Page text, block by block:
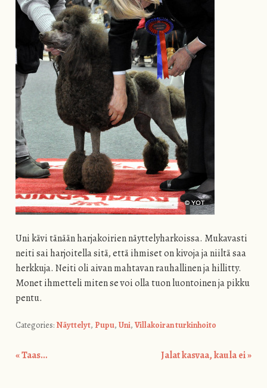
Uni kävi tänään harjakoirien näyttelyharkoissa. Mukavasti
neiti sai harjoitella sitä, että ihmiset on kivoja ja niiltä saa
herkkuja. Neiti oli aivan mahtavan rauhallinen ja hillitty.
Monet ihmetteli miten se voi olla tuon luontoinen ja pikku
pentu.
Categories: Näyttelyt, Pupu, Uni, Villakoiran turkinhoito
«Taas… Jalat kasvaa, kaula ei»